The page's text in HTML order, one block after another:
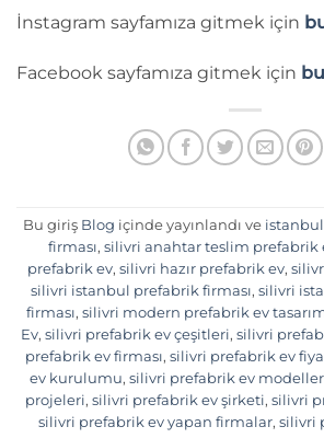
İnstagram sayfamıza gitmek için
Facebook sayfamıza gitmek için
Bu giriş Blog içinde yayınlandı ve
firması, silivri anahtar teslim prefabrik
prefabrik ev, silivri hazır prefabrik ev,
silivri istanbul prefabrik firması, silivri
firması, silivri modern prefabrik ev
Ev, silivri prefabrik ev çeşitleri, silivri
prefabrik ev firması, silivri prefabrik ev
ev kurulumu, silivri prefabrik ev
projeleri, silivri prefabrik ev şirketi, silivri
silivri prefabrik ev yapan firmalar, silivri